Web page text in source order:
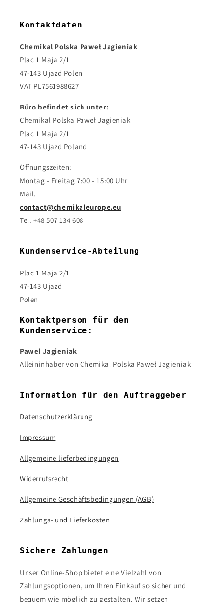
Kontaktdaten
Chemikal Polska Paweł Jagieniak
Plac 1 Maja 2/1
47-143 Ujazd Polen
VAT PL7561988627
Büro befindet sich unter:
Chemikal Polska Paweł Jagieniak
Plac 1 Maja 2/1
47-143 Ujazd Poland
Öffnungszeiten:
Montag - Freitag 7:00 - 15:00 Uhr
Mail.
contact@chemikaleurope.eu
Tel. +48 507 134 608
Kundenservice-Abteilung
Plac 1 Maja 2/1
47-143 Ujazd
Polen
Kontaktperson für den
Kundenservice:
Pawel Jagieniak
Alleininhaber von Chemikal Polska Paweł Jagieniak
Information für den Auftraggeber
Datenschutzerklärung
Impressum
Allgemeine lieferbedingungen
Widerrufsrecht
Allgemeine Geschäftsbedingungen (AGB)
Zahlungs- und Lieferkosten
Sichere Zahlungen
Unser Online-Shop bietet eine Vielzahl von
Zahlungsoptionen, um Ihren Einkauf so sicher und
bequem wie möglich zu gestalten. Wir setzen